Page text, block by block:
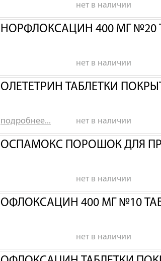
нет в наличии
НОРФЛОКСАЦИН 400 МГ №20
нет в наличии
ОЛЕТЕТРИН ТАБЛЕТКИ
подробнее... нет в наличии
ОСПАМОКС ПОРОШОК ДЛЯ
нет в наличии
ОФЛОКСАЦИН 400 МГ №10
нет в наличии